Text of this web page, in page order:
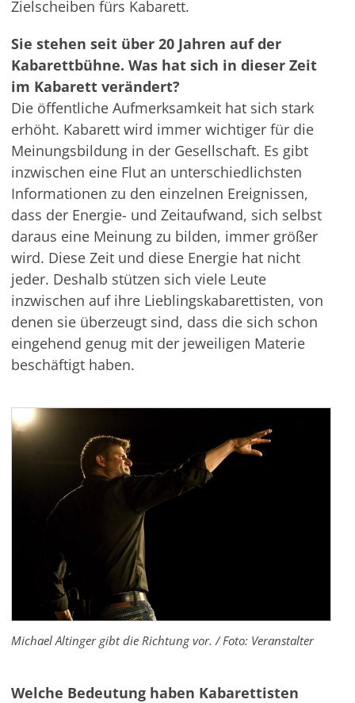
Zielscheiben fürs Kabarett.
Sie stehen seit über 20 Jahren auf der
Kabarettbühne. Was hat sich in dieser Zeit
im Kabarett verändert?
Die öffentliche Aufmerksamkeit hat sich stark
erhöht. Kabarett wird immer wichtiger für die
Meinungsbildung in der Gesellschaft. Es gibt
inzwischen eine Flut an unterschiedlichsten
Informationen zu den einzelnen Ereignissen,
dass der Energie- und Zeitaufwand, sich selbst
daraus eine Meinung zu bilden, immer größer
wird. Diese Zeit und diese Energie hat nicht
jeder. Deshalb stützen sich viele Leute
inzwischen auf ihre Lieblingskabarettisten, von
denen sie überzeugt sind, dass die sich schon
eingehend genug mit der jeweiligen Materie
beschäftigt haben.
Michael Altinger gibt die Richtung vor. / Foto: Veranstalter
Welche Bedeutung haben Kabarettisten